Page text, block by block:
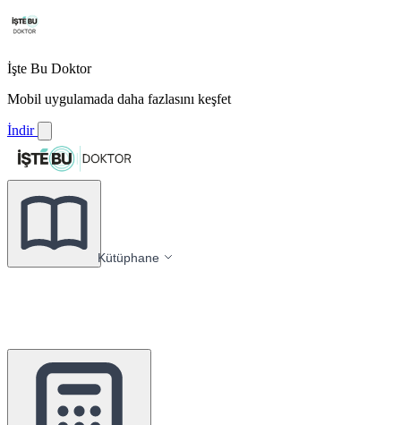
İşte Bu Doktor
Mobil uygulamada daha fazlasını keşfet
İndir
Kütüphane